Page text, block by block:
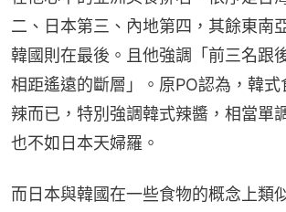
二、日本第三、內地第四，其餘東南
韓國則在最後。且他強調「前三名跟
相距遙遠的斷層」。原PO認為，韓式
辣而已，特別強調韓式辣醬，相當單
也不如日本天婦羅。
而日本與韓國在一些食物的概念上類